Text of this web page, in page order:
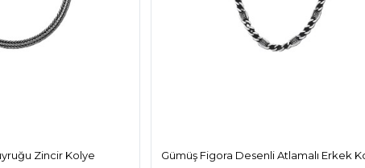
Zincir Kolye Gümüş Figora Desenli Atlamalı Erkek